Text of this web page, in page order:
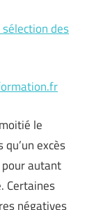
des
le
excès
autant
Certaines
négatives